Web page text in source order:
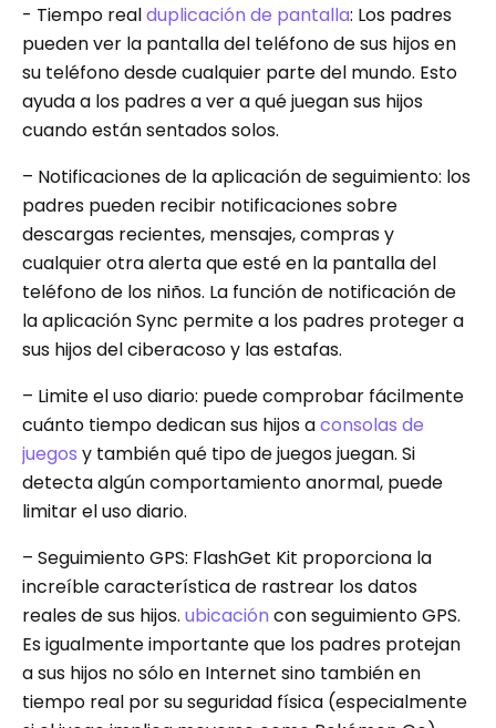
- Tiempo realduplicación de pantalla: Los padres
pueden ver la pantalla del teléfono de sus hijos en
su teléfono desde cualquier parte del mundo. Esto
ayuda a los padres a ver a qué juegan sus hijos
cuando están sentados solos.
– Notificaciones de la aplicación de seguimiento: los
padres pueden recibir notificaciones sobre
descargas recientes, mensajes, compras y
cualquier otra alerta que esté en la pantalla del
teléfono de los niños. La función de notificación de
la aplicación Sync permite a los padres proteger a
sus hijos del ciberacoso y las estafas.
– Limite el uso diario: puede comprobar fácilmente
cuánto tiempo dedican sus hijos aconsolas de
juegos y también qué tipo de juegos juegan. Si
detecta algún comportamiento anormal, puede
limitar el uso diario.
– Seguimiento GPS: FlashGet Kit proporciona la
increíble característica de rastrear los datos
reales de sus hijos. ubicación con seguimiento GPS.
Es igualmente importante que los padres protejan
a sus hijos no sólo en Internet sino también en
tiempo real por su seguridad física (especialmente